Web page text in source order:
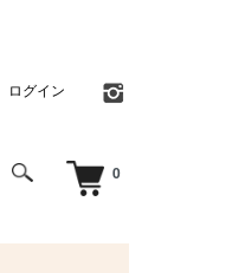
0
ログイン